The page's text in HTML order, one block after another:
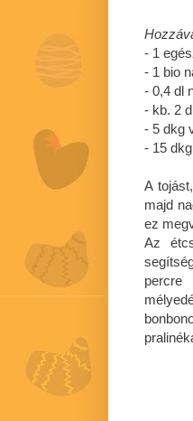
- 1
- 1 bio
- 0,4 dl
- kb. 2
- 5 dkg
- 15
A
majd
ez
Az
percre